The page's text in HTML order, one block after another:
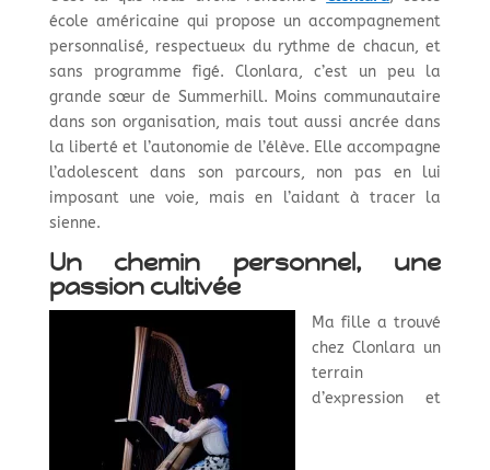
école américaine qui propose un accompagnement
personnalisé, respectueux du rythme de chacun, et
sans programme figé. Clonlara, c’est un peu la
grande sœur de Summerhill. Moins communautaire
dans son organisation, mais tout aussi ancrée dans
la liberté et l’autonomie de l’élève. Elle accompagne
l’adolescent dans son parcours, non pas en lui
imposant une voie, mais en l’aidant à tracer la
sienne.
Un chemin personnel, une
passion cultivée
Ma fille a trouvé
chez Clonlara un
terrain
d’expression et